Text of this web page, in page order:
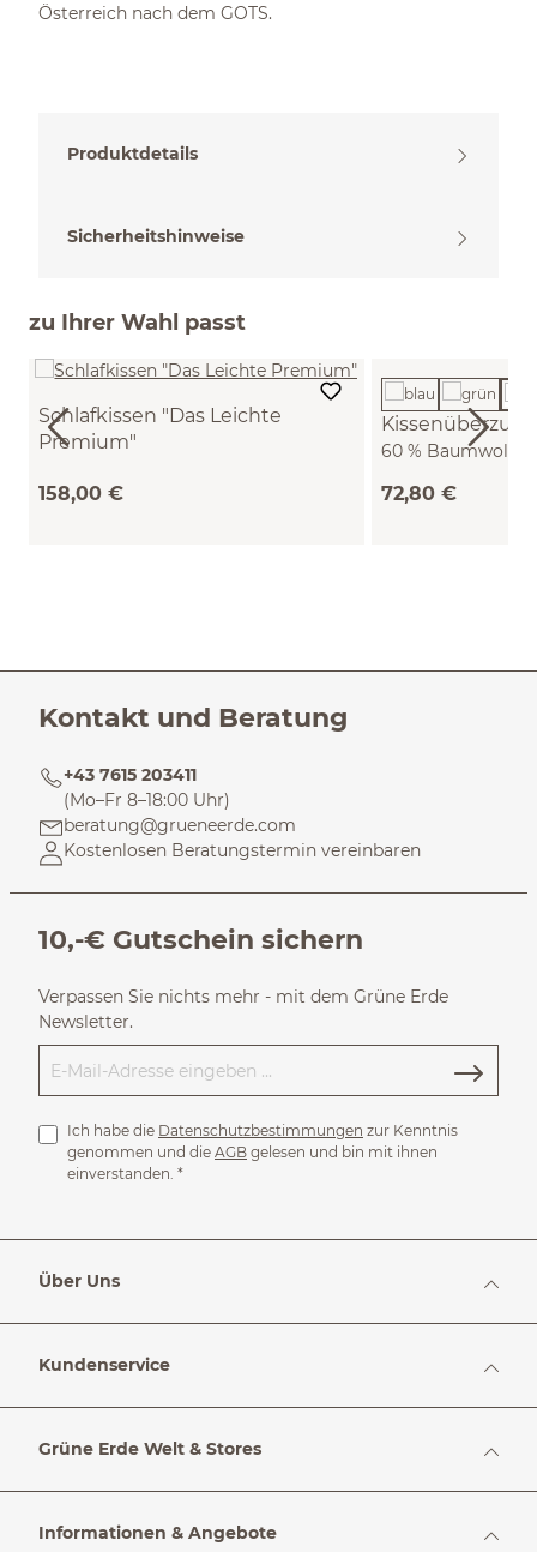
Österreich nach dem GOTS.
Produktdetails
Sicherheitshinweise
zu Ihrer Wahl passt
Schlafkissen "Das Leichte
Premium"
cm)
158,00 €
Kissenüberzug
60 % Baumwolle/
72,80 €
Kontakt und Beratung
+43 7615 203411
(Mo–Fr 8–18:00 Uhr)
beratung@grueneerde.com
Kostenlosen Beratungstermin vereinbaren
10,-€ Gutschein sichern
Verpassen Sie nichts mehr - mit dem Grüne Erde
Newsletter.
Ich habe die Datenschutzbestimmungen zur Kenntnis
genommen und die AGB gelesen und bin mit ihnen
einverstanden. *
Über Uns
Kundenservice
Grüne Erde Welt & Stores
Informationen & Angebote